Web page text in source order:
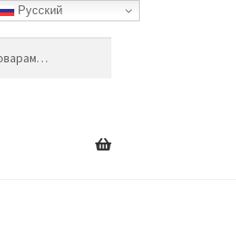
Русский